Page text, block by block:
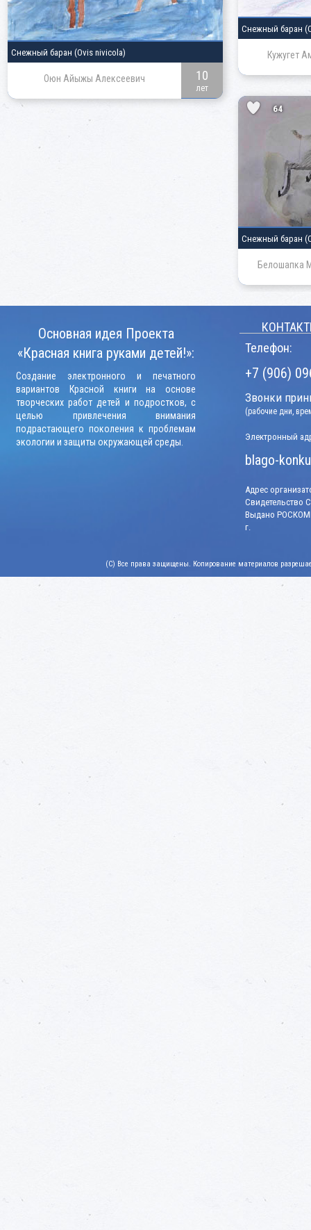
Снежный баран (Ovis nivicola)
Оюн Айыжы Алексеевич 10
лет
Снежный баран
Кужугет
64
Снежный баран
Белошапка
Основная идея Проекта
«Красная книга руками детей!»:
Создание электронного и печатного
вариантов Красной книги на основе
творческих работ детей и подростков, с
целью привлечения внимания
подрастающего поколения к проблемам
экологии и защиты окружающей среды.
Телефон:
+7 (906)
Звонки
(рабочие дни,
Электронный
blago-
Адрес
Свидетельство
Выдано
г.
(C) Все права защищены. Копирование материалов